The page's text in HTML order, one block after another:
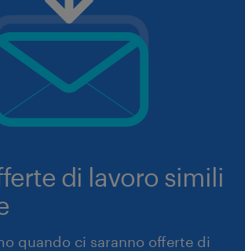
di lavoro simili
quando ci saranno offerte di